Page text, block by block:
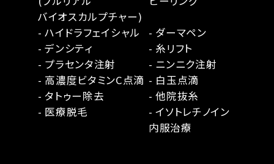
バイオスカルプチャー)
- ハイドラフェイシャル
- ダーマペン
- デンシティ
- 糸リフト
- プラセンタ注射
- ニンニク注射
- 高濃度ビタミンC点滴 - 白玉点滴
- タトゥー除去
- 他院抜糸
- 医療脱毛
- イソトレチノイン
内服治療